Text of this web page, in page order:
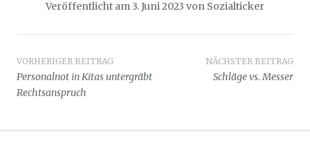
Veröffentlicht am3. Juni 2023 von Sozialticker
Beitragsnavigation
VORHERIGER BEITRAG
Personalnot in Kitas untergräbt
Rechtsanspruch
NÄCHSTER BEITRAG
Schläge vs. Messer